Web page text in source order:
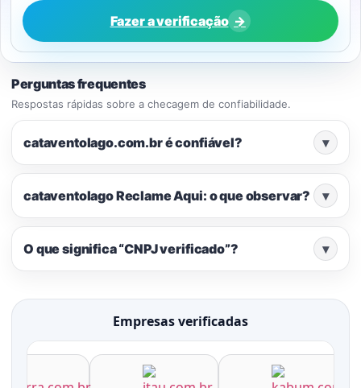
Fazer a verificação →
Perguntas frequentes
Respostas rápidas sobre a checagem de confiabilidade.
cataventolago.com.br é confiável? ▾
cataventolago Reclame Aqui: o que observar? ▾
O que significa “CNPJ verificado”? ▾
Empresas verificadas